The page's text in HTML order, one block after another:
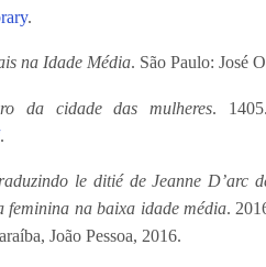
.
na Idade Média. São Paulo: José
da cidade das mulheres.
.
le ditié de Jeanne D’arc
feminina na baixa idade média.
João Pessoa, 2016.